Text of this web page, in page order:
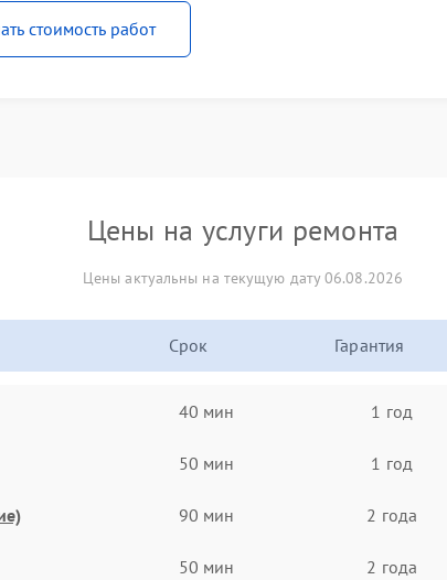
стоимость работ
Цены на услуги ремонта
Цены актуальны на текущую дату 06.08.2026
Срок Гарантия
40 мин 1 год
50 мин 1 год
90 мин 2 года
50 мин 2 года